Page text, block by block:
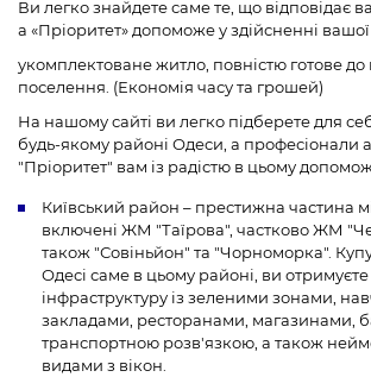
Ви легко знайдете саме те, що відповідає
а «Пріоритет» допоможе у здійсненні вашої
укомплектоване житло, повністю готове
поселення. (Економія часу та грошей)
На нашому сайті ви легко підберете для
будь-якому районі Одеси, а професіонали
"Пріоритет" вам із радістю в цьому
Київський район – престижна частина
включені ЖМ "Таїрова", частково ЖМ
також "Совіньйон" та "Чорноморка".
Одесі саме в цьому районі, ви
інфраструктуру із зеленими зонами,
закладами, ресторанами, магазинами,
транспортною розв'язкою, а також
видами з вікон.